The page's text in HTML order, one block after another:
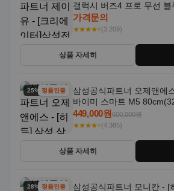
갤럭시 버즈4 프로 무선 블
SM-R640N
가격문의
★★★★⭐(3,209)
상품 자세히
25% 할인정품인증
삼성공식파트너 오제앤에
바이미 스마트 M5
OTT 패키지
449,000원600,000원
★★★★⭐(4,385)
상품 자세히
28% 할인정품인증
삼성공식파트너 모니칸 - [